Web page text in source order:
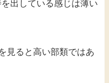
出している感じは薄い
見ると高い部類ではあ